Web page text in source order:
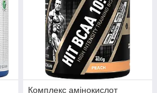
Комплекс амінокислот